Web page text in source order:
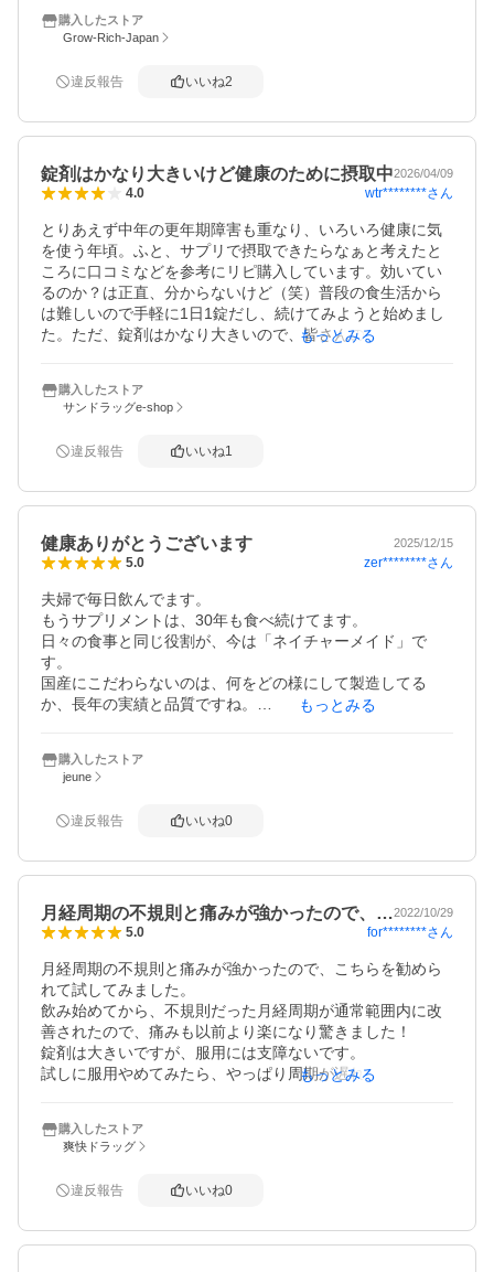
ほぼ1年分であればという落とし所です。３個セットで１個
あたり2,000円を割るので助かります。
購入したストア
Grow-Rich-Japan
違反報告 いいね2
錠剤はかなり大きいけど健康のために摂取中2026/04/09
4.0 wtr********さん
とりあえず中年の更年期障害も重なり、いろいろ健康に気
を使う年頃。ふと、サプリで摂取できたらなぁと考えたと
ころに口コミなどを参考にリピ購入しています。効いてい
るのか？は正直、分からないけど（笑）普段の食生活から
は難しいので手軽に1日1錠だし、続けてみようと始めまし
た。ただ、錠剤はかなり大きいので、皆さんの口コミ通
もっとみる
購入したストア
サンドラッグe-shop
違反報告 いいね1
健康ありがとうございます 2025/12/15
5.0 zer********さん
夫婦で毎日飲んでます。
もうサプリメントは、30年も食べ続けてます。
日々の食事と同じ役割が、今は「ネイチャーメイド」で
す。
国産にこだわらないのは、何をどの様にして製造してる
か、長年の実績と品質ですね。
ただし、何故こんなに価格が違うのか、とても不思議です
が、同じ物を利用し続けられるのは、やはり価格の差は、
もっとみる
購入したストア
jeune
違反報告 いいね0
月経周期の不規則と痛みが強かったので、…2022/10/29
5.0 for********さん
月経周期の不規則と痛みが強かったので、こちらを勧めら
れて試してみました。
飲み始めてから、不規則だった月経周期が通常範囲内に改
善されたので、痛みも以前より楽になり驚きました！
錠剤は大きいですが、服用には支障ないです。
試しに服用やめてみたら、やっぱり周期が遅れたのでサプ
もっとみる
購入したストア
爽快ドラッグ
違反報告 いいね0